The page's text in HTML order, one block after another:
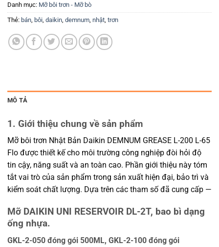
Danh mục: Mỡ bôi trơn - Mỡ bò
Thẻ: bán bôi daikin demnum nhật trơn
MÔ TẢ
1. Giới thiệu chung về sản phẩm
Mỡ bôi trơn Nhật Bản Daikin DEMNUM GREASE L-200 L-65
Flo được thiết kế cho môi trường công nghiệp đòi hỏi độ
tin cậy, năng suất và an toàn cao. Phần giới thiệu này tóm
tắt vai trò của sản phẩm trong sản xuất hiện đại, bảo trì và
kiểm soát chất lượng. Dựa trên các tham số đã cung cấp —
Mỡ DAIKIN UNI RESERVOIR DL-2T, bao bì dạng
ống nhựa.
GKL-2-050 đóng gói 500ML, GKL-2-100 đóng gói